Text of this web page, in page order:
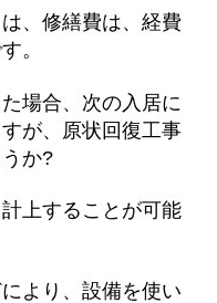
、修繕費は、経費
。
場合、次の入居に
が、原状回復工事
か?
上することが可能
より、設備を使い